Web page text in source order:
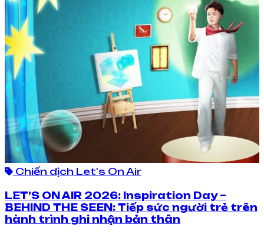
Chiến dịch Let's On Air
LET’S ON AIR 2026: Inspiration Day –
BEHIND THE SEEN: Tiếp sức người trẻ trên
hành trình ghi nhận bản thân